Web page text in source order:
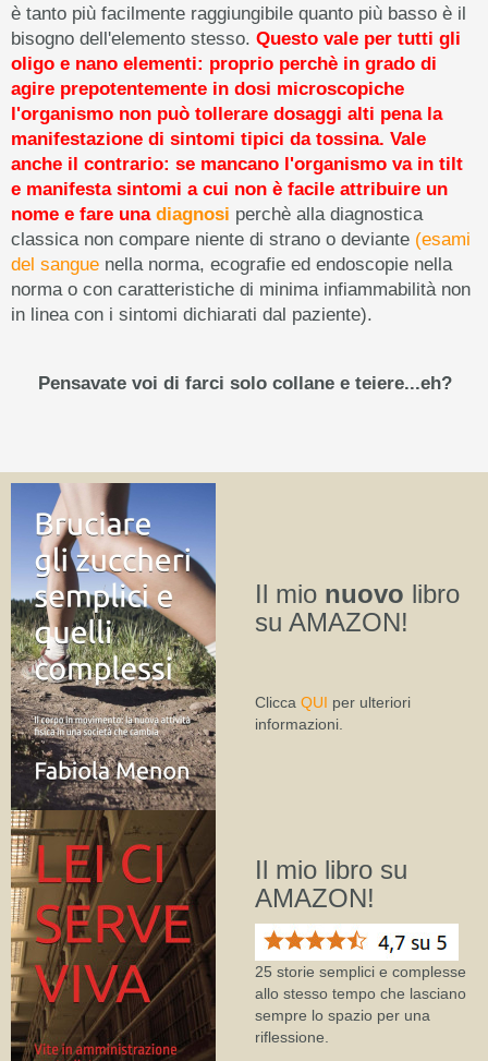
è tanto più facilmente raggiungibile quanto più basso è il
bisogno dell'elemento stesso. Questo vale per tutti gli
oligo e nano elementi: proprio perchè in grado di
agire prepotentemente in dosi microscopiche
l'organismo non può tollerare dosaggi alti pena la
manifestazione di sintomi tipici da tossina. Vale
anche il contrario: se mancano l'organismo va in tilt
e manifesta sintomi a cui non è facile attribuire un
nome e fare una diagnosi perchè alla diagnostica
classica non compare niente di strano o deviante (esami
del sangue nella norma, ecografie ed endoscopie nella
norma o con caratteristiche di minima infiammabilità non
in linea con i sintomi dichiarati dal paziente).
Pensavate voi di farci solo collane e teiere...eh?
Il mio nuovo libro
su AMAZON!
Clicca QUI per ulteriori
informazioni.
Il mio libro su
AMAZON!
25 storie semplici e complesse
allo stesso tempo che lasciano
sempre lo spazio per una
riflessione.